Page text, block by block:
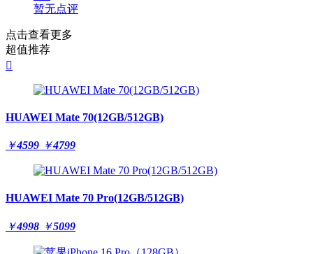
暂无点评
点击查看更多
超值推荐

HUAWEI Mate 70(12GB/512GB)
￥4599 ￥4799
HUAWEI Mate 70 Pro(12GB/512GB)
￥4998 ￥5099